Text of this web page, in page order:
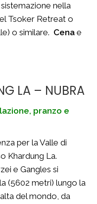
nella
Tsoker Retreat o
o similare. Cena e
LA – NUBRA
pranzo e
per la Valle di
Khardung La.
e Gangles si
(5602 metri) lungo la
del mondo, da